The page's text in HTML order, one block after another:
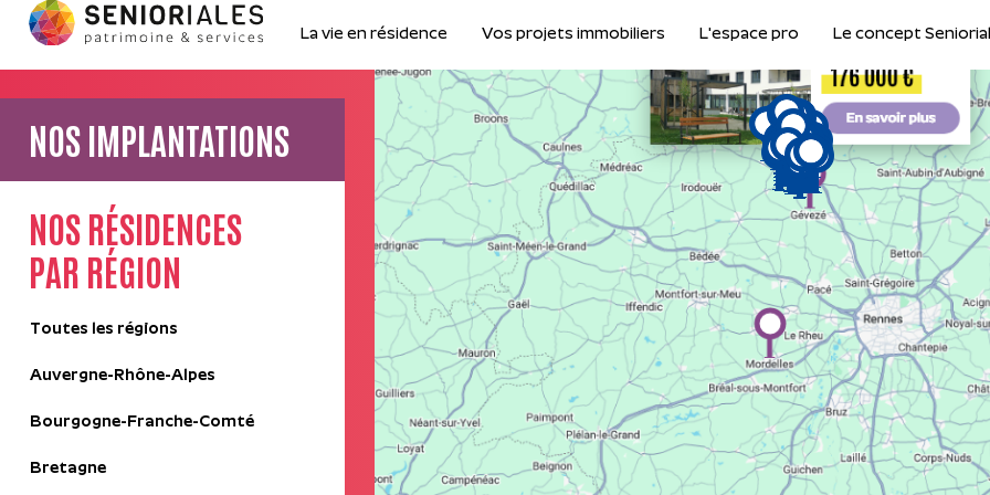
La vie en résidence Vos projets immobiliers L'espace pro Le concept
NOS IMPLANTATIONS
NOS RÉSIDENCES
PAR RÉGION
Toutes les régions
Auvergne-Rhône-Alpes
Bourgogne-Franche-Comté
Bretagne